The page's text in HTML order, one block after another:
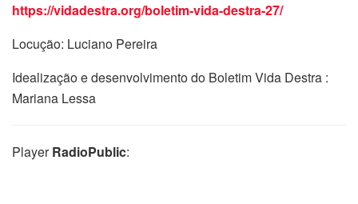
https://vidadestra.org/boletim-vida-destra-27/
Locução: Luciano Pereira
Idealização e desenvolvimento do Boletim Vida Destra :
Mariana Lessa
PlayerRadioPublic: